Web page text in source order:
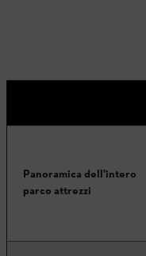
Panoramica dell'intero
parco attrezzi